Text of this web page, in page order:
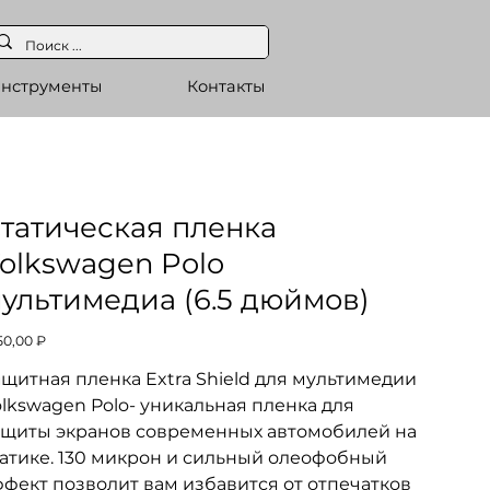
Контакты
пленка
Polo
(6.5 дюймов)
₽
пленка Extra Shield для мультимедии
Polo- уникальная пленка для
экранов современных автомобилей на
130 микрон и сильный олеофобный
позволит вам избавится от отпечатков